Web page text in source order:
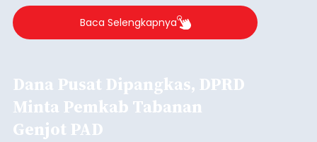
Baca Selengkapnya
Dana Pusat Dipangkas, DPRD
Minta Pemkab Tabanan
Genjot PAD